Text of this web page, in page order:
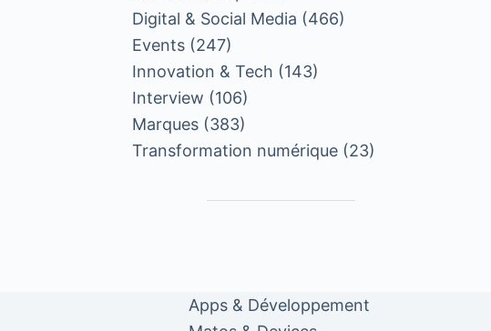
Digital & Social Media (466)
Events (247)
Innovation & Tech (143)
Interview (106)
Marques (383)
Transformation numérique (23)
Apps & Développement